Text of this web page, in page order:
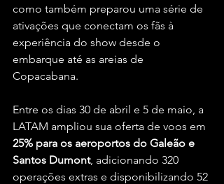
como também preparou uma série de
ativações que conectam os fãs à
experiência do show desde o
embarque até as areias de
Copacabana.
Entre os dias 30 de abril e 5 de maio, a
LATAM ampliou sua oferta de voos em
25% para os aeroportos do Galeão e
Santos Dumont, adicionando 320
operações extras e disponibilizando 52